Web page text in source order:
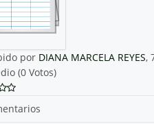
por DIANA MARCELA REYES,
(0 Votos)